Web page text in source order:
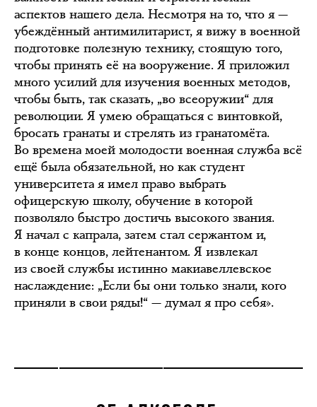
аспектов нашего дела. Несмотря на то, что я —
убеждённый антимилитарист, я вижу в военной
подготовке полезную технику, стоящую того,
чтобы принять её на вооружение. Я приложил
много усилий для изучения военных методов,
чтобы быть, так сказать, „во всеоружии“ для
революции. Я умею обращаться с винтовкой,
бросать гранаты и стрелять из гранатомёта.
Во времена моей молодости военная служба всё
ещё была обязательной, но как студент
университета я имел право выбрать
офицерскую школу, обучение в которой
позволяло быстро достичь высокого звания.
Я начал с капрала, затем стал сержантом и,
в конце концов, лейтенантом. Я извлекал
из своей службы истинно макиавеллевское
наслаждение: „Если бы они только знали, кого
приняли в свои ряды!“ — думал я про себя».